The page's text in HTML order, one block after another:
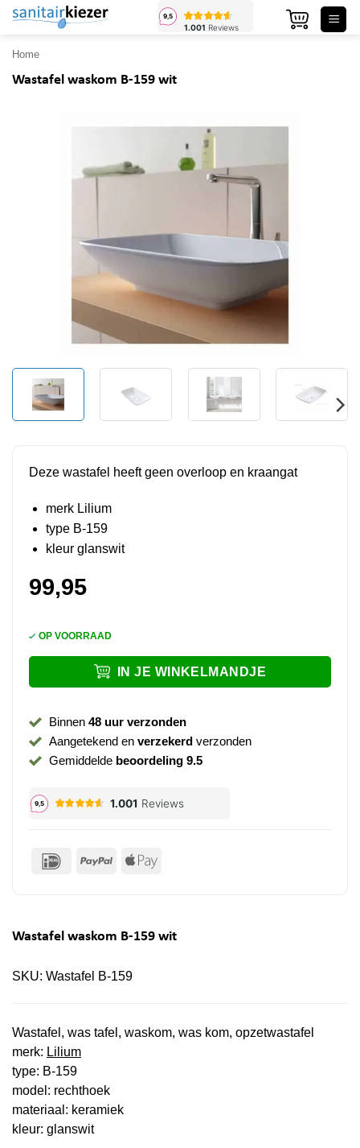
Ga
inhoud
Home
Wastafel waskom B-159 wit
Deze wastafel heeft geen overloop en kraangat
merk Lilium
type B-159
kleur glanswit
99,95
OP VOORRAAD
IN JE WINKELMANDJE
Binnen 48 uur verzonden
Aangetekend en verzekerdverzonden
Gemiddelde beoordeling 9.5
IDeal PayPal Apple
Wastafel waskom B-159 wit
SKU: Wastafel B-159
Wastafel, was tafel, waskom, was kom, opzetwastafel
merk: Lilium
type: B-159
model: rechthoek
materiaal: keramiek
kleur: glanswit